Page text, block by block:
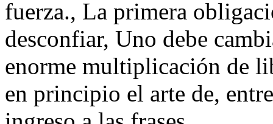
fuerza., La primera
desconfiar, Uno debe
enorme multiplicación de
en principio el arte de,